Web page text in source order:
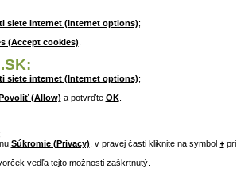
siete internet (Internet options);
(Accept cookies)
siete internet (Internet options);
(Allow) a potvrďte OK.
Súkromie (Privacy) , v pravej časti kliknite na symbol +pri
vedľa tejto možnosti zaškrtnutý.